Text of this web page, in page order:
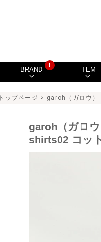
BRAND
!
ITEM
トップページ > garoh（ガロウ）